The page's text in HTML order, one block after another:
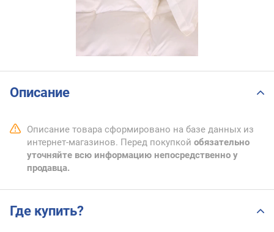
Описание
Описание товара сформировано на базе данных из
интернет-магазинов. Перед покупкой обязательно
уточняйте всю информацию непосредственно у
продавца.
Где купить?